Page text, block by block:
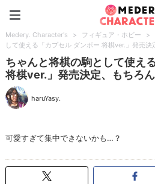
Medery. Character's > フィギュア・ホビー >
して使える「カプセル ダンボー 将棋ver.」発売決
ちゃんと将棋の駒として使え
将棋ver.」発売決定、もちろ
haruYasy.
可愛すぎて集中できないかも…？